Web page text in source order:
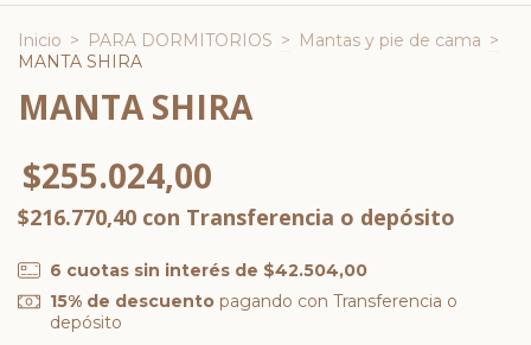
Inicio > PARA DORMITORIOS > Mantas y pie de cama >
MANTA SHIRA
MANTA SHIRA
$255.024,00
$216.770,40 con Transferencia o depósito
6 cuotas sin interés de $42.504,00
15% de descuentopagando con Transferencia o
depósito